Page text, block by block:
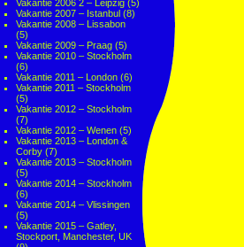
Vakantie 2006 2 – Leipzig (5)
Vakantie 2007 – Istanbul (8)
Vakantie 2008 – Lissabon
(5)
Vakantie 2009 – Praag (5)
Vakantie 2010 – Stockholm
(6)
Vakantie 2011 – London (6)
Vakantie 2011 – Stockholm
(5)
Vakantie 2012 – Stockholm
(7)
Vakantie 2012 – Wenen (5)
Vakantie 2013 – London &
Corby (7)
Vakantie 2013 – Stockholm
(5)
Vakantie 2014 – Stockholm
(6)
Vakantie 2014 – Vlissingen
(5)
Vakantie 2015 – Gatley,
Stockport, Manchester, UK